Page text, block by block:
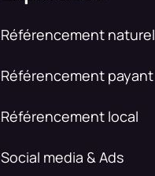
Référencement naturel
Référencement payant
Référencement local
Social media & Ads